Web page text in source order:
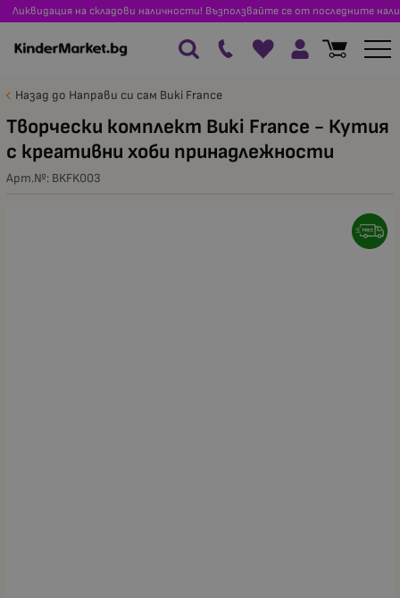
Ликвидация на складови наличности! Възползвайте се от последните
Назад до Направи си сам Buki France
Творчески комплект Buki France - Кутия
с креативни хоби принадлежности
Арт.№: BKFK003